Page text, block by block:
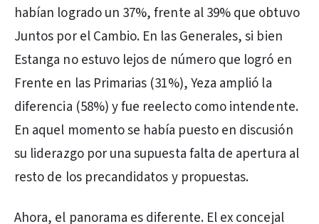
habían logrado un 37%, frente al 39% que obtuvo
Juntos por el Cambio. En las Generales, si bien
Estanga no estuvo lejos de número que logró en
Frente en las Primarias (31%), Yeza amplió la
diferencia (58%) y fue reelecto como intendente.
En aquel momento se había puesto en discusión
su liderazgo por una supuesta falta de apertura al
resto de los precandidatos y propuestas.
Ahora, el panorama es diferente. El ex concejal